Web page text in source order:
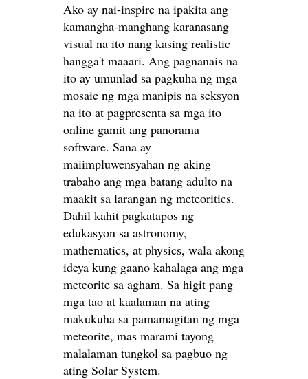
Ako ay nai-inspire na ipakita ang
kamangha-manghang karanasang
visual na ito nang kasing realistic
hangga't maaari. Ang pagnanais na
ito ay umunlad sa pagkuha ng mga
mosaic ng mga manipis na seksyon
na ito at pagpresenta sa mga ito
online gamit ang panorama
software. Sana ay
maiimpluwensyahan ng aking
trabaho ang mga batang adulto na
maakit sa larangan ng meteoritics.
Dahil kahit pagkatapos ng
edukasyon sa astronomy,
mathematics, at physics, wala akong
ideya kung gaano kahalaga ang mga
meteorite sa agham. Sa higit pang
mga tao at kaalaman na ating
makukuha sa pamamagitan ng mga
meteorite, mas marami tayong
malalaman tungkol sa pagbuo ng
ating Solar System.